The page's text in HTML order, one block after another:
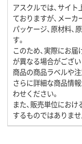
アスクルでは、サイ
ておりますが、メーカ
パッケージ、原材料、
す。
このため、実際にお
が異なる場合がござ
商品の商品ラベルや
さらに詳細な商品情
わせください。
また、販売単位におけ
するものではありま